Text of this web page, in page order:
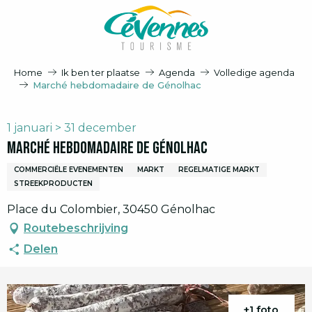
Home Ik ben ter plaatse Agenda
Volledige agenda
Marché hebdomadaire de Génolhac
1 januari > 31 december
Marché hebdomadaire de Génolhac
COMMERCIËLE EVENEMENTEN MARKT
REGELMATIGE MARKT
STREEKPRODUCTEN
Place du Colombier, 30450 Génolhac
Routebeschrijving
Delen